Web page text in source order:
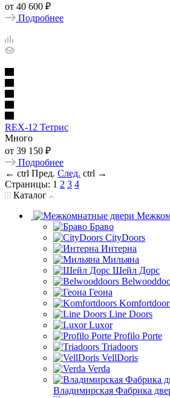
от 40 600 ₽
Подробнее
REX-12 Тетрис
Много
от 39 150 ₽
Подробнее
← ctrl Пред. След. ctrl →
Страницы: 1 2 3 4
Каталог
Браво
CityDoors
Интерна
Мильяна
Шейл Дорс
Геона
Line Doors
Luxor
Profilo Porte
Triadoors
VellDoris
Verda
Владимирская Фабрика